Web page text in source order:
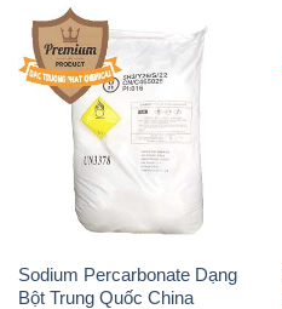
Sodium Percarbonate Dạng
Bột Trung Quốc China